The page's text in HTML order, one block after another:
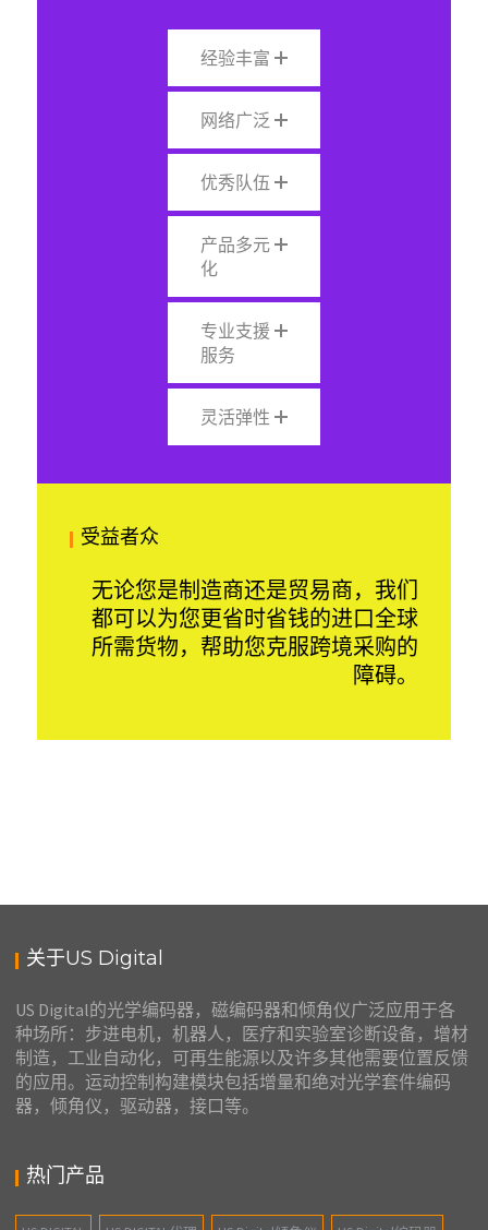
经验丰富
网络广泛
优秀队伍
产品多元
化
专业支援
服务
灵活弹性
受益者众
无论您是制造商还是贸易商，我们
都可以为您更省时省钱的进口全球
所需货物，帮助您克服跨境采购的
障碍。
关于US Digital
US Digital的光学编码器，磁编码器和倾角仪广泛应用于各
种场所：步进电机，机器人，医疗和实验室诊断设备，增材
制造，工业自动化，可再生能源以及许多其他需要位置反馈
的应用。运动控制构建模块包括增量和绝对光学套件编码
器，倾角仪，驱动器，接口等。
热门产品